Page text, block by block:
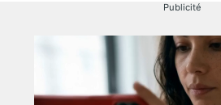
Publicité